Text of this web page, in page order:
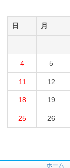
日 月
4 5
11 12
18 19
25 26
ホーム